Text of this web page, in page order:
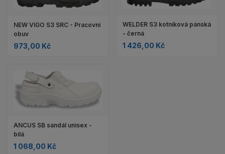
NEW VIGO S3 SRC - Pracovní
obuv
973,00 Kč
WELDER S3 kotníková pánská
- černá
1 426,00 Kč
ANCUS SB sandál unisex -
bílá
1 068,00 Kč